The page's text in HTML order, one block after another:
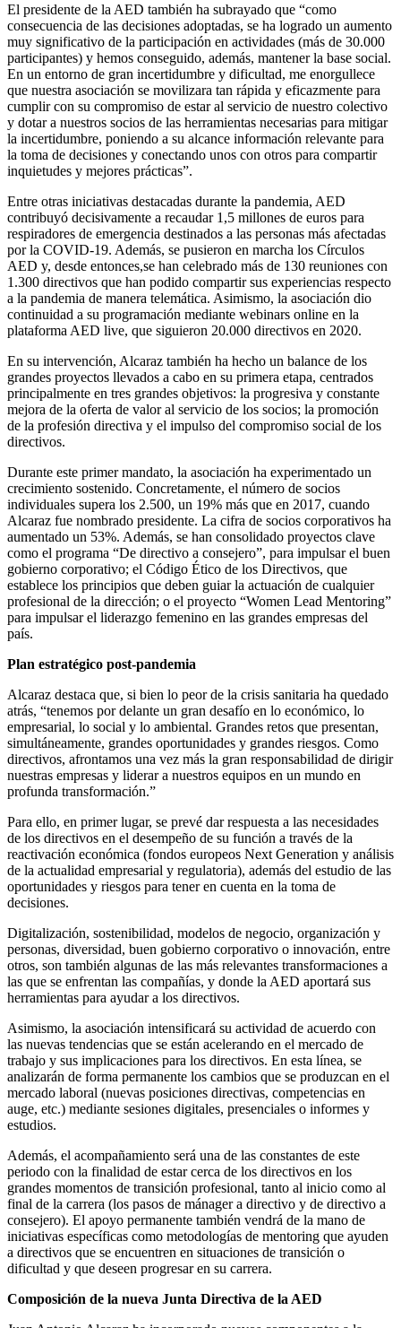
El presidente de la AED también ha subrayado que “como
consecuencia de las decisiones adoptadas, se ha logrado un aumento
muy significativo de la participación en actividades (más de 30.000
participantes) y hemos conseguido, además, mantener la base social.
En un entorno de gran incertidumbre y dificultad, me enorgullece
que nuestra asociación se movilizara tan rápida y eficazmente para
cumplir con su compromiso de estar al servicio de nuestro colectivo
y dotar a nuestros socios de las herramientas necesarias para mitigar
la incertidumbre, poniendo a su alcance información relevante para
la toma de decisiones y conectando unos con otros para compartir
inquietudes y mejores prácticas”.
Entre otras iniciativas destacadas durante la pandemia, AED
contribuyó decisivamente a recaudar 1,5 millones de euros para
respiradores de emergencia destinados a las personas más afectadas
por la COVID-19. Además, se pusieron en marcha los Círculos
AED y, desde entonces,se han celebrado más de 130 reuniones con
1.300 directivos que han podido compartir sus experiencias respecto
a la pandemia de manera telemática. Asimismo, la asociación dio
continuidad a su programación mediante webinars online en la
plataforma AED live, que siguieron 20.000 directivos en 2020.
En su intervención, Alcaraz también ha hecho un balance de los
grandes proyectos llevados a cabo en su primera etapa, centrados
principalmente en tres grandes objetivos: la progresiva y constante
mejora de la oferta de valor al servicio de los socios; la promoción
de la profesión directiva y el impulso del compromiso social de los
directivos.
Durante este primer mandato, la asociación ha experimentado un
crecimiento sostenido. Concretamente, el número de socios
individuales supera los 2.500, un 19% más que en 2017, cuando
Alcaraz fue nombrado presidente. La cifra de socios corporativos ha
aumentado un 53%. Además, se han consolidado proyectos clave
como el programa “De directivo a consejero”, para impulsar el buen
gobierno corporativo; el Código Ético de los Directivos, que
establece los principios que deben guiar la actuación de cualquier
profesional de la dirección; o el proyecto “Women Lead Mentoring”
para impulsar el liderazgo femenino en las grandes empresas del
país.
Plan estratégico post-pandemia
Alcaraz destaca que, si bien lo peor de la crisis sanitaria ha quedado
atrás, “tenemos por delante un gran desafío en lo económico, lo
empresarial, lo social y lo ambiental. Grandes retos que presentan,
simultáneamente, grandes oportunidades y grandes riesgos. Como
directivos, afrontamos una vez más la gran responsabilidad de dirigir
nuestras empresas y liderar a nuestros equipos en un mundo en
profunda transformación.”
Para ello, en primer lugar, se prevé dar respuesta a las necesidades
de los directivos en el desempeño de su función a través de la
reactivación económica (fondos europeos Next Generation y análisis
de la actualidad empresarial y regulatoria), además del estudio de las
oportunidades y riesgos para tener en cuenta en la toma de
decisiones.
Digitalización, sostenibilidad, modelos de negocio, organización y
personas, diversidad, buen gobierno corporativo o innovación, entre
otros, son también algunas de las más relevantes transformaciones a
las que se enfrentan las compañías, y donde la AED aportará sus
herramientas para ayudar a los directivos.
Asimismo, la asociación intensificará su actividad de acuerdo con
las nuevas tendencias que se están acelerando en el mercado de
trabajo y sus implicaciones para los directivos. En esta línea, se
analizarán de forma permanente los cambios que se produzcan en el
mercado laboral (nuevas posiciones directivas, competencias en
auge, etc.) mediante sesiones digitales, presenciales o informes y
estudios.
Además, el acompañamiento será una de las constantes de este
periodo con la finalidad de estar cerca de los directivos en los
grandes momentos de transición profesional, tanto al inicio como al
final de la carrera (los pasos de mánager a directivo y de directivo a
consejero). El apoyo permanente también vendrá de la mano de
iniciativas específicas como metodologías de mentoring que ayuden
a directivos que se encuentren en situaciones de transición o
dificultad y que deseen progresar en su carrera.
Composición de la nueva Junta Directiva de la AED